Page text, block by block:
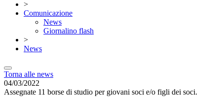
>
Comunicazione
News
Giornalino flash
>
News
Torna alle news
04/03/2022
Assegnate 11 borse di studio per giovani soci e/o figli dei soci.